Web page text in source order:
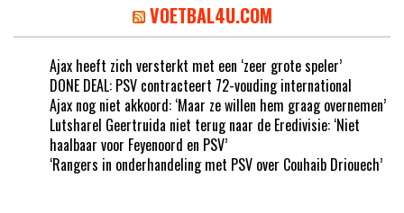
VOETBAL4U.COM
Ajax heeft zich versterkt met een ‘zeer grote speler’
DONE DEAL: PSV contracteert 72-vouding international
Ajax nog niet akkoord: ‘Maar ze willen hem graag overnemen’
Lutsharel Geertruida niet terug naar de Eredivisie: ‘Niet
haalbaar voor Feyenoord en PSV’
‘Rangers in onderhandeling met PSV over Couhaib Driouech’